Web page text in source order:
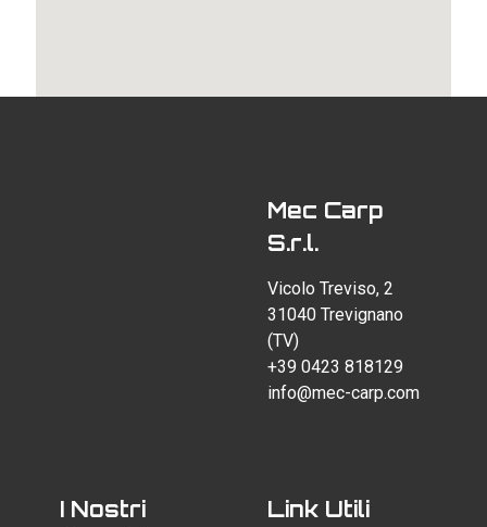
Mec Carp
S.r.l.
Vicolo Treviso, 2
31040 Trevignano
(TV)
+39 0423 818129
info@mec-carp.com
I Nostri
Link Utili